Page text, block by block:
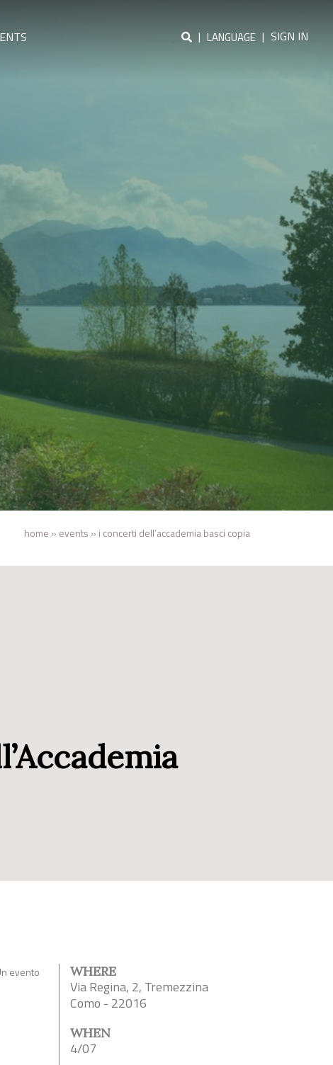
| LANGUAGE | SIGN IN
home » events » i concerti dell’accademia basci copia
evento
WHERE
Via Regina, 2, Tremezzina
Como - 22016
WHEN
4/07